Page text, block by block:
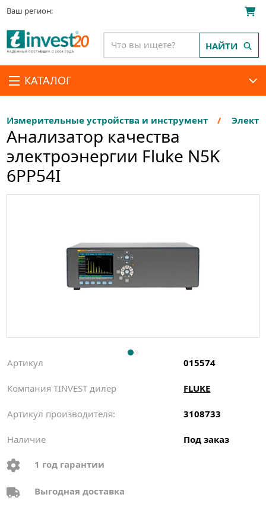
Ваш регион:
КАТАЛОГ
НАЙТИ
Измерительные устройства и инструмент
Анализатор качества
электроэнергии Fluke N5K
6PP54I
Артикул 015574
Компания TINVEST дилер FLUKE
Артикул производителя: 3108733
Наличие Под заказ
1 год гарантии
Выгодная доставка